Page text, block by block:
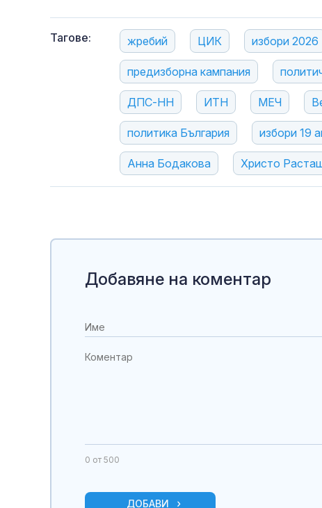
Тагове: жребий ЦИК избори 2026
предизборна кампания
ДПС-НН ИТН МЕЧ
политика България избори 19
Анна Бодакова Христо
Добавяне на коментар
0 от 500
ДОБАВИ